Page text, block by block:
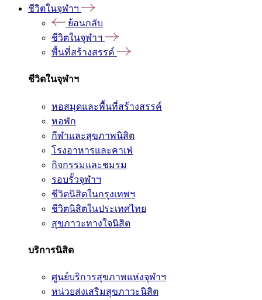
ชีวิตในจุฬาฯ
ย้อนกลับ
ชีวิตในจุฬาฯ
พื้นที่สร้างสรรค์
ชีวิตในจุฬาฯ
หอสมุดและพื้นที่สร้างสรรค์
หอพัก
กีฬาและสุขภาพนิสิต
โรงอาหารและคาเฟ่
กิจกรรมและชมรม
รอบรั้วจุฬาฯ
ชีวิตนิสิตในกรุงเทพฯ
ชีวิตนิสิตในประเทศไทย
สุขภาวะทางใจนิสิต
บริการนิสิต
ศูนย์บริการสุขภาพแห่งจุฬาฯ
หน่วยส่งเสริมสุขภาวะนิสิต